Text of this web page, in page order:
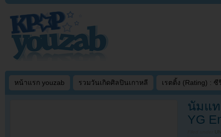
หน้าแรก youzab รวมวันเกิดศิลปินเกาหลี เรตติ้ง (Rating) : ซี
นัมแท
YG